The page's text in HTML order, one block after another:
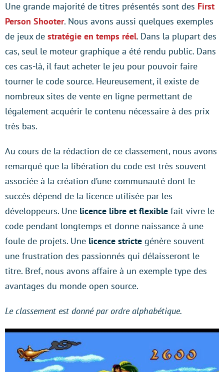
Une grande majorité de titres présentés sont des First
Person Shooter. Nous avons aussi quelques exemples
de jeux de stratégie en temps réel. Dans la plupart des
cas, seul le moteur graphique a été rendu public. Dans
ces cas-là, il faut acheter le jeu pour pouvoir faire
tourner le code source. Heureusement, il existe de
nombreux sites de vente en ligne permettant de
légalement acquérir le contenu nécessaire à des prix
très bas.
Au cours de la rédaction de ce classement, nous avons
remarqué que la libération du code est très souvent
associée à la création d’une communauté dont le
succès dépend de la licence utilisée par les
développeurs. Une licence libre et flexible fait vivre le
code pendant longtemps et donne naissance à une
foule de projets. Une licence stricte génère souvent
une frustration des passionnés qui délaisseront le
titre. Bref, nous avons affaire à un exemple type des
avantages du monde open source.
Le classement est donné par ordre alphabétique.